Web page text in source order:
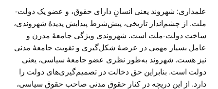
علمداری: شهروند یعنی انسانِ دارای حقوق، و عضو یک دولت-
ملت. از چشم‌انداز تاریخی، پیش‌شرط پیدایش پدیدهٔ شهروندی،
ساخت دولت-ملت است. شهروندی ویژگی جامعهٔ مدرن و
عامل بسیار مهمی در عرصهٔ شکل‌گیری و تقویت جامعهٔ مدنی
نیز هست. شهروند به‌طور نظری عضو جامعهٔ سیاسی، یعنی
دولت است. بنابراین حق دخالت در تصمیم‌گیری‌های دولت را
دارد. از این دریچه در کنار حقوق مدنی صاحب حقوق سیاسی،